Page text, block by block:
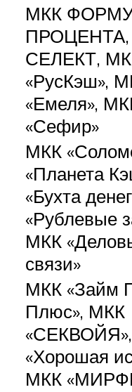
МКК
СЕЛЕКТ,
«РусКэш»,
«Емеля»,
«Сефир»
МКК
«Планета
«Бухта
«Рублевые
МКК
связи»
МКК «Займ
Плюс», МКК
«Хорошая
МКК